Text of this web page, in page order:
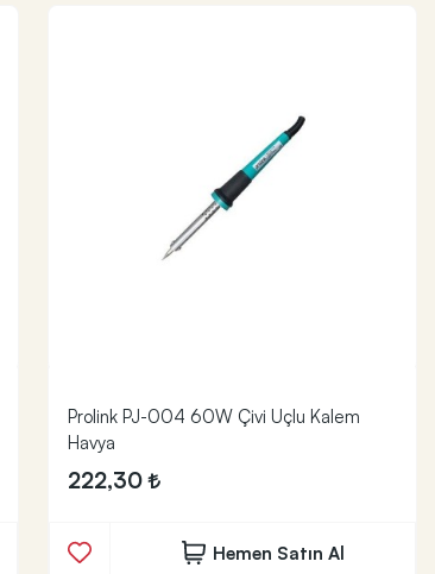
Prolink PJ-004 60W Çivi Uçlu Kalem
Havya
222,30
Hemen Satın Al